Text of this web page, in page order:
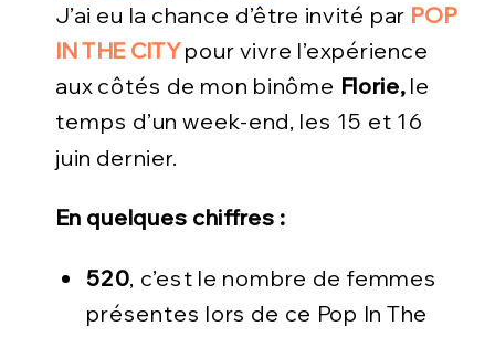
J’ai eu la chance d’être invité par POP
IN THE CITY pour vivre l’expérience
aux côtés de mon binôme Florie,le
temps d’un week-end, les 15 et 16
juin dernier.
En quelques chiffres :
520, c’est le nombre de femmes
présentes lors de ce Pop In The